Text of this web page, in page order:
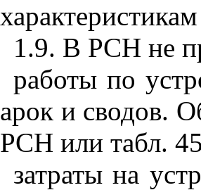
1.9. В РСН не
работы по
арок и сводов.
РСН или табл.
затраты на